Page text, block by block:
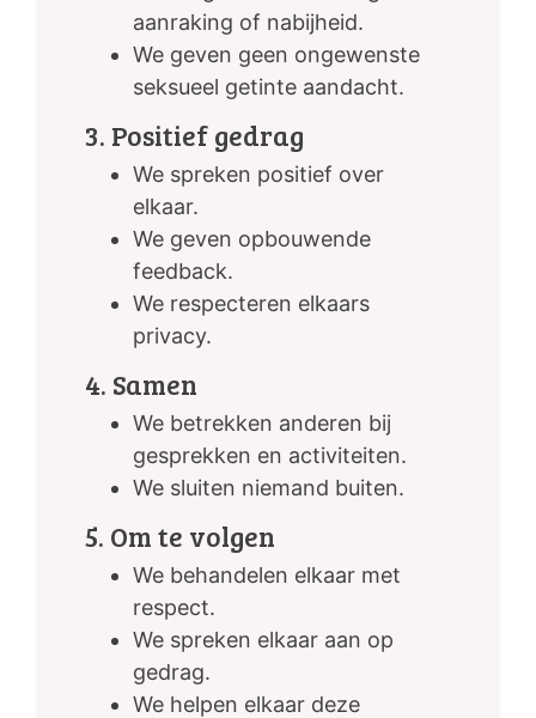
aanraking of nabijheid.
We geven geen ongewenste
seksueel getinte aandacht.
3. Positief gedrag
We spreken positief over
elkaar.
We geven opbouwende
feedback.
We respecteren elkaars
privacy.
4. Samen
We betrekken anderen bij
gesprekken en activiteiten.
We sluiten niemand buiten.
5. Om te volgen
We behandelen elkaar met
respect.
We spreken elkaar aan op
gedrag.
We helpen elkaar deze